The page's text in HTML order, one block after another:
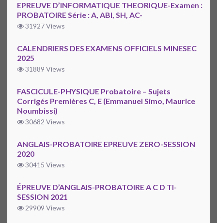
EPREUVE D’INFORMATIQUE THEORIQUE-Examen :
PROBATOIRE Série : A, ABI, SH, AC-
31927 Views
CALENDRIERS DES EXAMENS OFFICIELS MINESEC
2025
31889 Views
FASCICULE-PHYSIQUE Probatoire – Sujets
Corrigés Premières C, E (Emmanuel Simo, Maurice
Noumbissi)
30682 Views
ANGLAIS-PROBATOIRE EPREUVE ZERO-SESSION
2020
30415 Views
ÉPREUVE D’ANGLAIS-PROBATOIRE A C D TI-
SESSION 2021
29909 Views